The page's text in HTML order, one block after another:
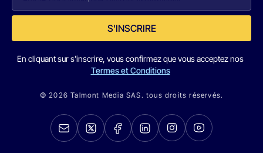
S'INSCRIRE
En cliquant sur s'inscrire, vous confirmez que vous acceptez nos
Termes et Conditions
© 2026 Talmont Media SAS. tous droits réservés.